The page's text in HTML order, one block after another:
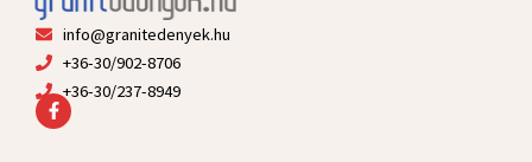
info@granitedenyek.hu
+36-30/902-8706
+36-30/237-8949
F
a